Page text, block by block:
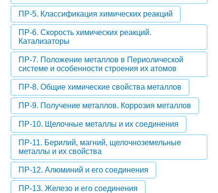
ПР-5. Классификация химических реакций
ПР-6. Скорость химических реакций.
Катализаторы
ПР-7. Положение металлов в Периолической
системе и особенности строения их атомов
ПР-8. Общие химические свойства металлов
ПР-9. Получение металлов. Коррозия металлов
ПР-10. Щелочные металлы и их соединения
ПР-11. Берилий, магний, щелочноземельные
металлы и их свойства
ПР-12. Алюминий и его соединения
ПР-13. Железо и его соединения